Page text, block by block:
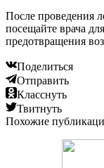
После проведения
посещайте врача
предотвращения
Поделиться
Отправить
Класснуть
Твитнуть
Похожие